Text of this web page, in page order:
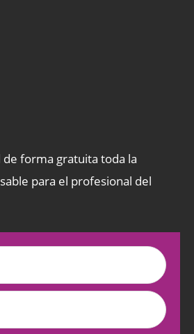
de forma gratuita toda la
para el profesional del